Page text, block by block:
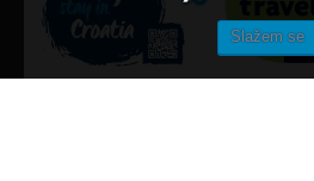
Slažem se